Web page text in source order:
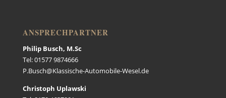
ANSPRECHPARTNER
Philip Busch, M.Sc
Tel: 01577 9874666
P.Busch@Klassische-Automobile-Wesel.de
Christoph Uplawski